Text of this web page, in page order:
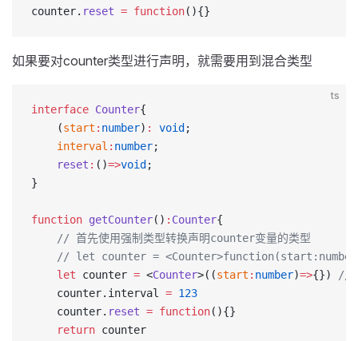
counter. reset = function(){}
如果要对counter类型进行声明，就需要用到混合类型
ts
interface Counter{
    (
start : number) : void ;
    interval
: number;
    reset
: ()=>void ;
}
function getCounter() : Counter{
    // 首先使用强制类型转换声明counter变量的类型
// let counter =
    let
counter = <Counter>((start : number)=>{})
//
    counter.interval
= 123
    counter.
reset = function(){}
    return
counter